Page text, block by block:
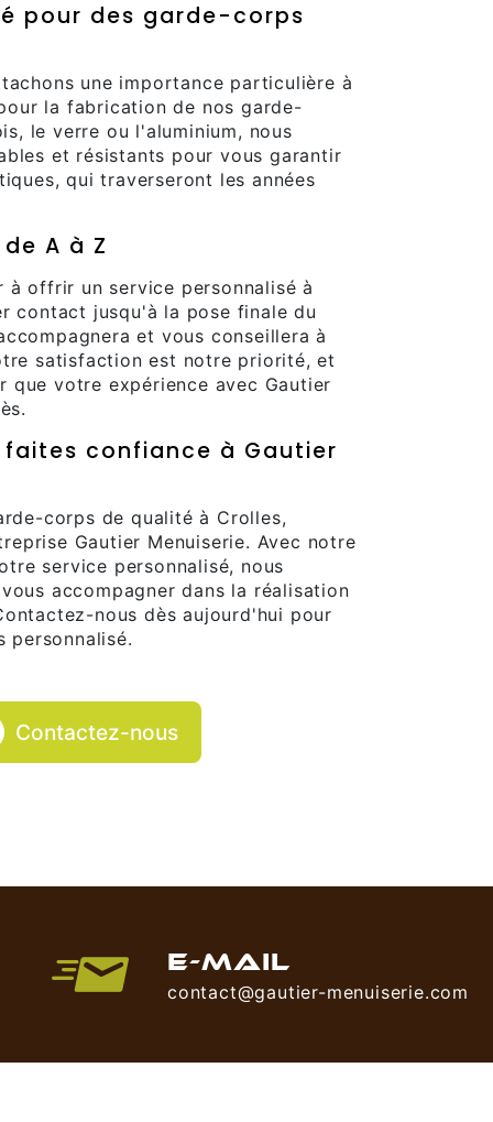
pour des garde-corps
une importance particulière à
la fabrication de nos garde-
le verre ou l'aluminium, nous
et résistants pour vous garantir
qui traverseront les années
A à Z
offrir un service personnalisé à
contact jusqu'à la pose finale du
et vous conseillera à
satisfaction est notre priorité, et
votre expérience avec Gautier
confiance à Gautier
corps de qualité à Crolles,
Gautier Menuiserie. Avec notre
service personnalisé, nous
accompagner dans la réalisation
nous dès aujourd'hui pour
personnalisé.
Contactez-nous
E-MAIL
contact@gautier-menuiserie.com